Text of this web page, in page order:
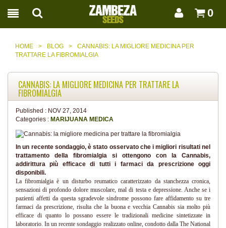
0
HOME > BLOG >
CANNABIS: LA MIGLIORE MEDICINA PER
TRATTARE LA FIBROMIALGIA
CANNABIS: LA MIGLIORE MEDICINA PER TRATTARE LA
FIBROMIALGIA
Published : NOV 27, 2014
Categories : MARIJUANA MEDICA
In un recente sondaggio, è stato osservato che i migliori risultati nel
trattamento della fibromialgia si ottengono con la Cannabis,
addirittura più efficace di tutti i farmaci da prescrizione oggi
disponibili.
La fibromialgia è un disturbo reumatico caratterizzato da stanchezza cronica,
sensazioni di profondo dolore muscolare, mal di testa e depressione. Anche se i
pazienti affetti da questa sgradevole sindrome possono fare affidamento su tre
farmaci da prescrizione, risulta che la buona e vecchia Cannabis sia molto più
efficace di quanto lo possano essere le tradizionali medicine sintetizzate in
laboratorio. In un recente sondaggio realizzato online, condotto dalla The National